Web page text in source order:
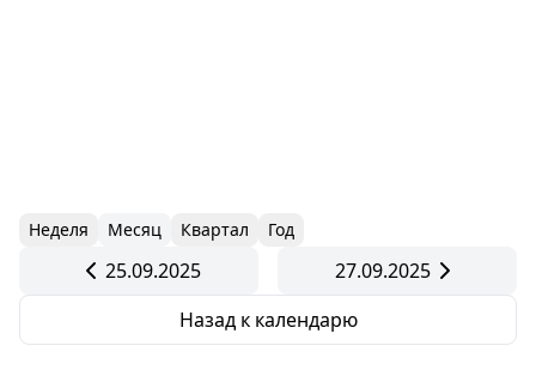
Неделя Месяц Квартал Год
25.09.2025
27.09.2025
Назад к календарю